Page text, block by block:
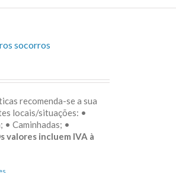
socorros
recomenda-se a sua
locais/situações: •
• Caminhadas; •
valores incluem IVA à